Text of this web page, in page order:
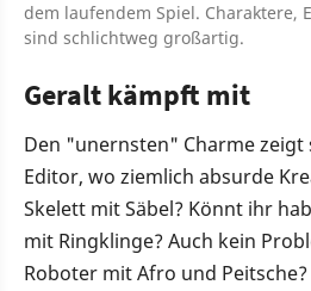
dem laufendem Spiel. Charaktere,
sind schlichtweg großartig.
Geralt kämpft mit
Den "unernsten" Charme zeigt
Editor, wo ziemlich absurde
Skelett mit Säbel? Könnt ihr
mit Ringklinge? Auch kein
Roboter mit Afro und